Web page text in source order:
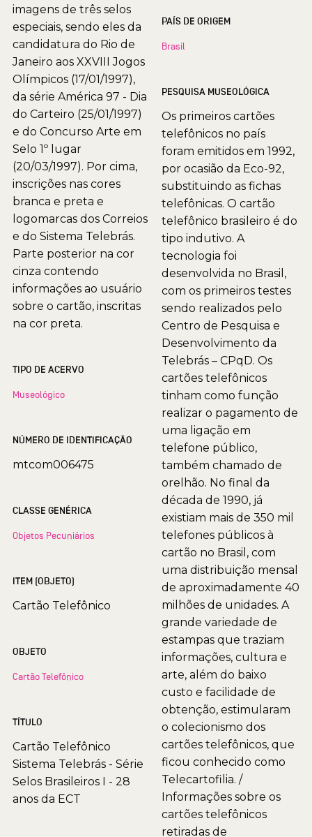
imagens de três selos
especiais, sendo eles da
candidatura do Rio de
Janeiro aos XXVIII Jogos
Olímpicos (17/01/1997),
da série América 97 - Dia
do Carteiro (25/01/1997)
e do Concurso Arte em
Selo 1º lugar
(20/03/1997). Por cima,
inscrições nas cores
branca e preta e
logomarcas dos Correios
e do Sistema Telebrás.
Parte posterior na cor
cinza contendo
informações ao usuário
sobre o cartão, inscritas
na cor preta.
TIPO DE ACERVO
Museológico
NÚMERO DE IDENTIFICAÇÃO
mtcom006475
CLASSE GENÉRICA
Objetos Pecuniários
ITEM (OBJETO)
Cartão Telefônico
OBJETO
Cartão Telefônico
TÍTULO
Cartão Telefônico
Sistema Telebrás - Série
Selos Brasileiros I - 28
anos da ECT
PAÍS DE ORIGEM
Brasil
PESQUISA MUSEOLÓGICA
Os primeiros cartões
telefônicos no país
foram emitidos em 1992,
por ocasião da Eco-92,
substituindo as fichas
telefônicas. O cartão
telefônico brasileiro é do
tipo indutivo. A
tecnologia foi
desenvolvida no Brasil,
com os primeiros testes
sendo realizados pelo
Centro de Pesquisa e
Desenvolvimento da
Telebrás – CPqD. Os
cartões telefônicos
tinham como função
realizar o pagamento de
uma ligação em
telefone público,
também chamado de
orelhão. No final da
década de 1990, já
existiam mais de 350 mil
telefones públicos à
cartão no Brasil, com
uma distribuição mensal
de aproximadamente 40
milhões de unidades. A
grande variedade de
estampas que traziam
informações, cultura e
arte, além do baixo
custo e facilidade de
obtenção, estimularam
o colecionismo dos
cartões telefônicos, que
ficou conhecido como
Telecartofilia. /
Informações sobre os
cartões telefônicos
retiradas de